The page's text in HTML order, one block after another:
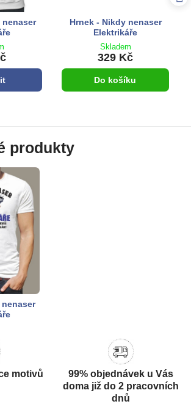
nenaser
Hrnek - Nikdy nenaser
Elektrikáře
Skladem
329 Kč
Do košíku
produkty
motivů
99% objednávek u Vás
doma již do 2 pracovních
dnů